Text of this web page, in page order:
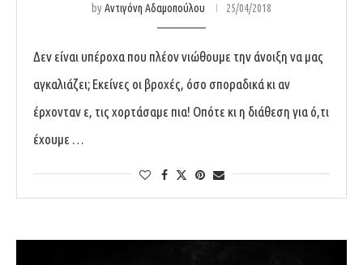
byΑντιγόνη Αδαμοπούλου 25/04/2018
Δεν είναι υπέροχα που πλέον νιώθουμε την άνοιξη να μας
αγκαλιάζει; Εκείνες οι βροχές, όσο σποραδικά κι αν
έρχονταν ε, τις χορτάσαμε πια! Οπότε κι η διάθεση για ό,τι
έχουμε …